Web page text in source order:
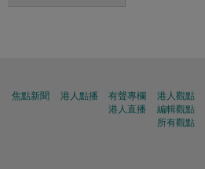
焦點新聞 港人點播
有聲專欄
港人直播
港人觀點
編輯觀點
所有觀點